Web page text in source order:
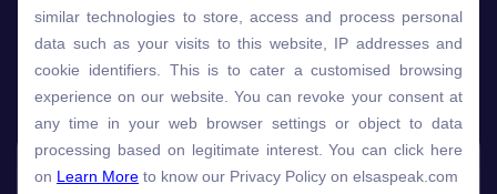
Lựa chọn gói học ELSA dành
cho bạn
Gói học Free Premium
Speech Analyzer
similar technologies to store, access and process personal
data such as your visits to this website, IP addresses and
cookie identifiers. This is to cater a customised browsing
experience on our website. You can revoke your consent at
any time in your web browser settings or object to data
processing based on legitimate interest. You can click here
on Learn More to know our Privacy Policy on elsaspeak.com
similar technologies to store, access and process personal
data such as your visits to this website, IP addresses and
cookie identifiers. This is to cater a customised browsing
experience on our website. You can revoke your consent at
any time in your web browser settings or object to data
processing based on legitimate interest. You can click here
on Learn More to know our Privacy Policy on elsaspeak.com